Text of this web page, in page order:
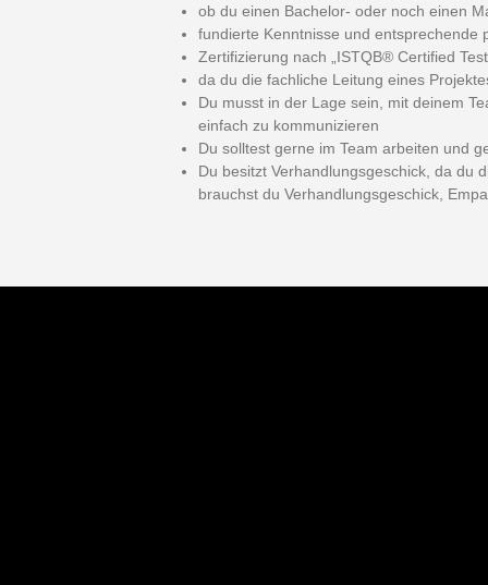
ob du einen Bachelor- oder noch einen
fundierte Kenntnisse und entsprechende
Zertifizierung nach „ISTQB® Certified
da du die fachliche Leitung eines
Du musst in der Lage sein, mit deinem
einfach zu kommunizieren
Du solltest gerne im Team arbeiten und
Du besitzt Verhandlungsgeschick, da du
brauchst du Verhandlungsgeschick,